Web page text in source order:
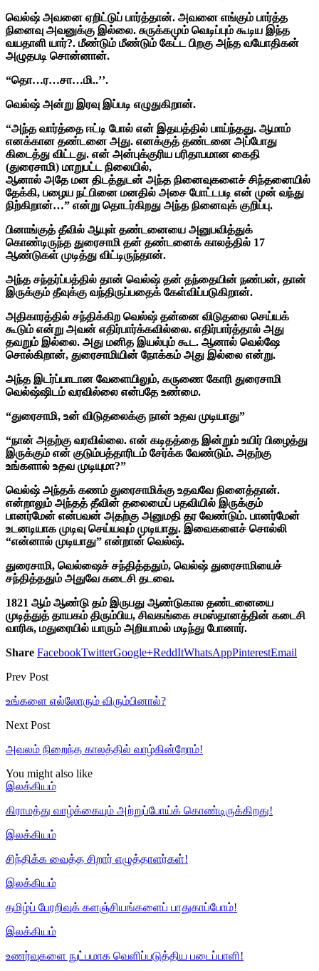
வெல்ஷ் அவனை ஏறிட்டுப் பார்த்தான். அவனை எங்கும் பார்த்த
நினைவு அவனுக்கு இல்லை. சுருக்கமும் வெடிப்பும் கூடிய இந்த
வயதாளி யார்?. மீண்டும் மீண்டும் கேட்ட பிறகு அந்த வயோதிகன்
அழுதபடி சொன்னான்.
“தொ…ர…சா…மி..’’.
வெல்ஷ் அன்று இரவு இப்படி எழுதுகிறான்.
“அந்த வார்த்தை ஈட்டி போல் என் இதயத்தில் பாய்ந்தது. ஆமாம்
எனக்கான தண்டனை அது. எனக்குத் தண்டனை அப்போது
கிடைத்து விட்டது. என் அன்புக்குரிய பரிதாபமான கைதி
(துரைசாமி) மாறுபட்ட நிலையில்,
ஆனால் அதே மன திடத்துடன் அந்த நினைவுகளைச் சிந்தனையில்
தேக்கி, பழைய நட்பினை மனதில் அசை போட்டபடி என் முன் வந்து
நிற்கிறான்…” என்று தொடர்கிறது அந்த நினைவுக் குறிப்பு.
பினாங்குத் தீவில் ஆயுள் தண்டனையை அனுபவித்துக்
கொண்டிருந்த துரைசாமி தன் தண்டனைக் காலத்தில் 17
ஆண்டுகள் முடித்து விட்டிருந்தான்.
அந்த சந்தர்ப்பத்தில் தான் வெல்ஷ் தன் தந்தையின் நண்பன், தான்
இருக்கும் தீவுக்கு வந்திருப்பதைக் கேள்விப்படுகிறான்.
அதிகாரத்தில் சந்திக்கிற வெல்ஷ் தன்னை விடுதலை செய்யக்
கூடும் என்று அவன் எதிர்பார்க்கவில்லை. எதிர்பார்த்தால் அது
தவறும் இல்லை. அது மனித இயல்பும் கூட. ஆனால் வெல்ஷே
சொல்கிறான், துரைசாமியின் நோக்கம் அது இல்லை என்று.
அந்த இடர்ப்பாடான வேளையிலும், கருணை கோரி துரைசாமி
வெல்ஷ்ஷிடம் வரவில்லை என்பதே உண்மை.
“துரைசாமி, உன் விடுதலைக்கு நான் உதவ முடியாது”
“நான் அதற்கு வரவில்லை. என் கடிதத்தை இன்றும் உயிர் பிழைத்து
இருக்கும் என் குடும்பத்தாரிடம் சேர்க்க வேண்டும். அதற்கு
உங்களால் உதவ முடியுமா?”
வெல்ஷ் அந்தக் கணம் துரைசாமிக்கு உதவவே நினைத்தான்.
என்றாலும் அந்தத் தீவின் தலைமைப் பதவியில் இருக்கும்
பானர்மேன் என்பவன் அதற்கு அனுமதி தர வேண்டும். பானர்மேன்
உடனடியாக முடிவு செய்யவும் முடியாது. இவைகளைச் சொல்லி
“என்னால் முடியாது” என்றான் வெல்ஷ்.
துரைசாமி, வெல்ஷைச் சந்தித்ததும், வெல்ஷ் துரைசாமியைச்
சந்தித்ததும் அதுவே கடைசி தடவை.
1821 ஆம் ஆண்டு தம் இருபது ஆண்டுகால தண்டனையை
முடித்துத் தாயகம் திரும்பிய, சிவகங்கை சமஸ்தானத்தின் கடைசி
வாரிசு, மதுரையில் யாரும் அறியாமல் மடிந்து போனார்.
Share FacebookTwitterGoogle+ReddItWhatsAppPinterestEmail
Prev Post
உங்களை எல்லோரும் விரும்பினால்?
Next Post
அவலம் நிறைந்த காலத்தில் வாழ்கின்றோம்!
You might also like
இலக்கியம்
கிராமத்து வாழ்க்கையும் அற்றுப்போய்க் கொண்டிருக்கிறது!
இலக்கியம்
சிந்திக்க வைத்த சிறார் எழுத்தாளர்கள்!
இலக்கியம்
தமிழ்ப் பேரறிவுக் களஞ்சியங்களைப் பாதுகாப்போம்!
இலக்கியம்
உணர்வுகளை நுட்பமாக வெளிப்படுத்திய படைப்பாளி!